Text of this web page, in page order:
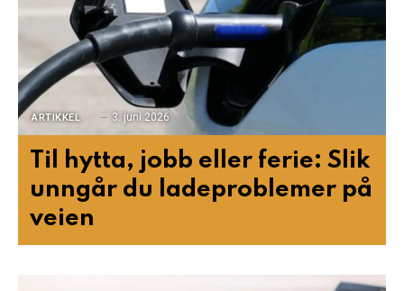
ARTIKKEL 3. juni 2026
Til hytta, jobb eller ferie: Slik
unngår du ladeproblemer på
veien